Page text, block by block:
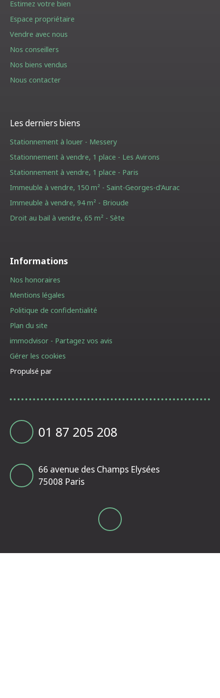
Estimez votre bien
Espace propriétaire
Vendre avec nous
Nos conseillers
Nos biens vendus
Nous contacter
Les derniers biens
Stationnement à louer - Messery
Stationnement à vendre, 1 place - Les Avirons
Stationnement à vendre, 1 place - Paris
Immeuble à vendre, 150 m² - Saint-Georges-d'Aurac
Immeuble à vendre, 94 m² - Brioude
Droit au bail à vendre, 65 m² - Sète
Informations
Nos honoraires
Mentions légales
Politique de confidentialité
Plan du site
immodvisor - Partagez vos avis
Gérer les cookies
Propulsé par
01 87 205 208
66 avenue des Champs Elysées
75008 Paris